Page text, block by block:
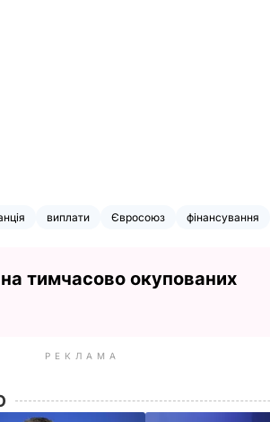
виплати Євросоюз фінансування
тимчасово окупованих
РЕКЛАМА